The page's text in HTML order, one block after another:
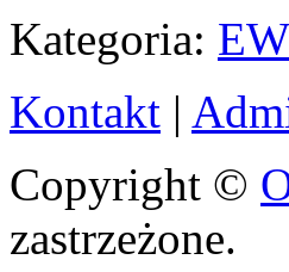
Kategoria:
Kontakt |
Copyright ©
zastrzeżone.